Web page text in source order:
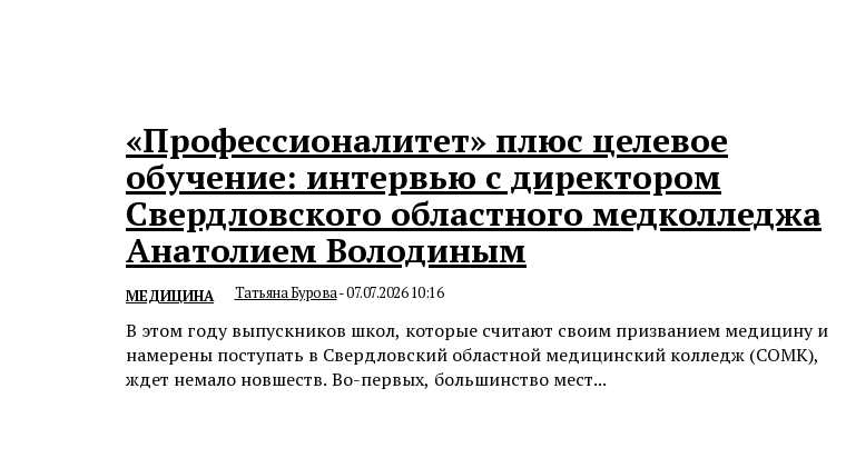
«Профессионалитет» плюс целевое
обучение: интервью с директором
Свердловского областного медколледжа
Анатолием Володиным
МЕДИЦИНА Татьяна Бурова-07.07.2026 10:16
В этом году выпускников школ, которые считают своим призванием медицину и
намерены поступать в Свердловский областной медицинский колледж (СОМК),
ждет немало новшеств. Во-первых, большинство мест...